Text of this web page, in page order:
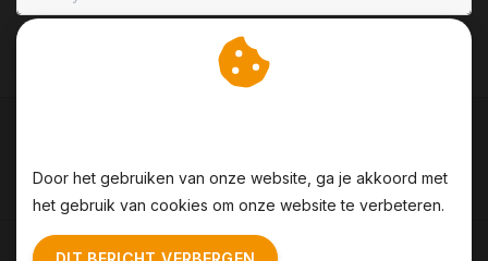
Algemene voorwaarden | Disclaimer
Door het gebruiken van onze website, ga je akkoord met
het gebruik van cookies om onze website te verbeteren.